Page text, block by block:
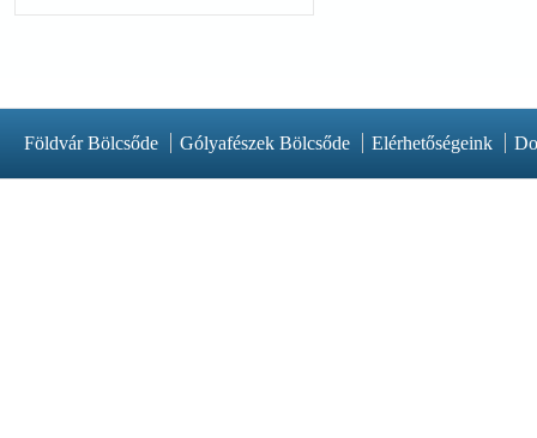
Földvár Bölcsőde Gólyafészek Bölcsőde Elérhetőségeink